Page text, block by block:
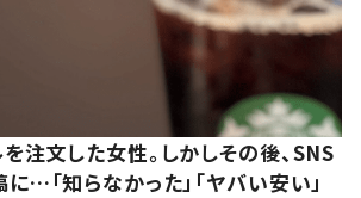
注文した女性。しかしその後、SNS
…「知らなかった」「ヤバい安い」